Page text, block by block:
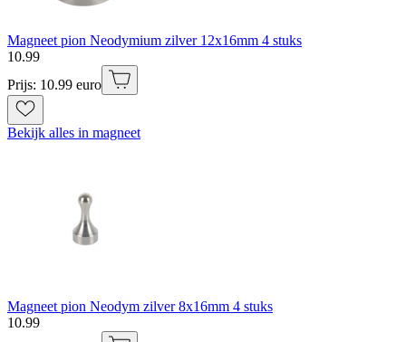
Magneet pion Neodymium zilver 12x16mm 4 stuks
10.99
Prijs: 10.99 euro
Bekijk alles in magneet
Magneet pion Neodym zilver 8x16mm 4 stuks
10.99